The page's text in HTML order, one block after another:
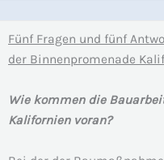
Fünf Fragen und fünf
der Binnenpromenade
Wie kommen die
Kalifornien voran?